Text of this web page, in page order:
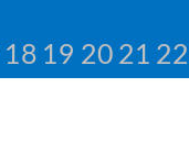
18 19 20 21 22